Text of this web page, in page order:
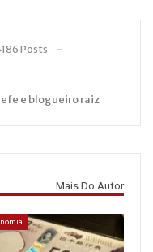
Posts
e blogueiro raiz
Mais Do Autor